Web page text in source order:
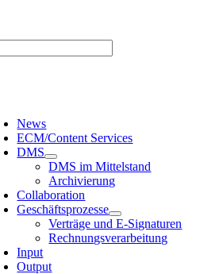
News
ECM/Content Services
DMS
DMS im Mittelstand
Archivierung
Collaboration
Geschäftsprozesse
Verträge und E-Signaturen
Rechnungsverarbeitung
Input
Output